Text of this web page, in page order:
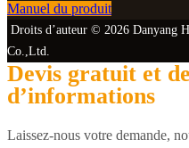
Manuel du produit
Droits d’auteur © 2026 Danyang
Co.,Ltd.
Devis gratuit et
d’informations
Laissez-nous votre demande,